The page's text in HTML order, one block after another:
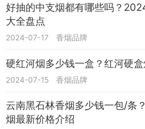
好抽的中支烟都有哪些吗？
大全盘点
2024-07-17 香烟品牌
硬红河烟多少钱一盒？红河硬
2024-07-15 香烟品牌
云南黑石林香烟多少钱一包/条
烟最新价格介绍